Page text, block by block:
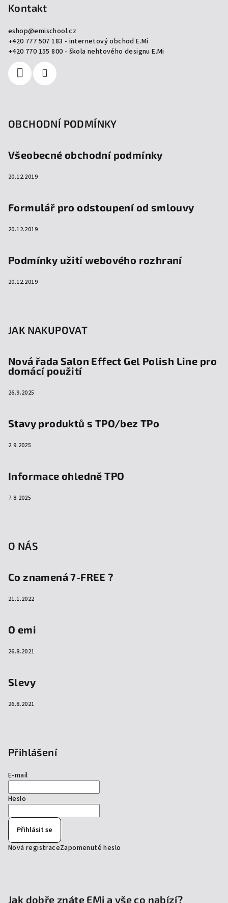
Kontakt
eshop@emischool.cz
+420 777 507 183 - internetový obchod E.Mi
+420 770 155 800 - škola nehtového designu E.Mi
OBCHODNÍ PODMÍNKY
Všeobecné obchodní podmínky
20.12.2019
Formulář pro odstoupení od smlouvy
20.12.2019
Podmínky užití webového rozhraní
20.12.2019
JAK NAKUPOVAT
Nová řada Salon Effect Gel Polish Line pro
domácí použití
26.9.2025
Stavy produktů s TPO/bez TPo
2.9.2025
Informace ohledně TPO
7.8.2025
O NÁS
Co znamená 7-FREE ?
21.1.2022
O emi
26.8.2021
Slevy
26.8.2021
Přihlášení
E-mail
Heslo
Přihlásit se
Nová registraceZapomenuté heslo
Jak dobře znáte EMi a vše co nabízí?